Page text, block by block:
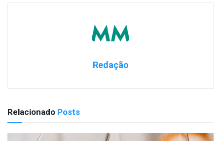
Redação
Relacionado Posts